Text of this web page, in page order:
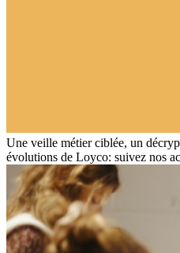
Une veille métier ciblée, un
évolutions de Loyco: suivez nos